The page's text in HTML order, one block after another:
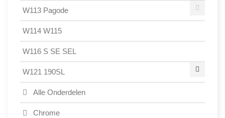
W113 Pagode
W114 W115
W116 S SE SEL
W121 190SL
Alle Onderdelen
Chrome